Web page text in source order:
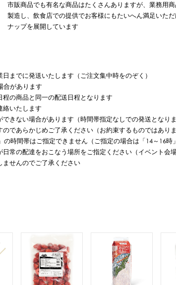
市販商品でも有名な商品はたくさんありますが、業務用
製造し、飲食店での提供でお客様にもたいへん満足いた
ナップを展開しています
までに発送いたします（ご注文集中時をのぞく）
合があります
の商品と同一の配送日程となります
絡いたします
きない場合があります（時間帯指定なしでの発送となりま
であらかじめご了承ください（お約束するものではありま
時間帯はご指定できません（ご指定の場合は「14～16時
常の配達をおこなう場所をご指定ください（イベント会
せんのでご了承ください